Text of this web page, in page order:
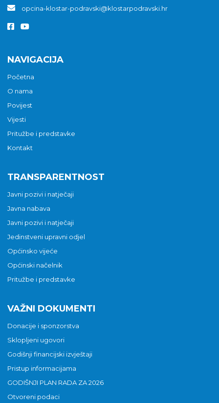
opcina-klostar-podravski@klostarpodravski.hr
NAVIGACIJA
Početna
O nama
Povijest
Vijesti
Pritužbe i predstavke
Kontakt
TRANSPARENTNOST
Javni pozivi i natječaji
Javna nabava
Javni pozivi i natječaji
Jedinstveni upravni odjel
Općinsko vijeće
Općinski načelnik
Pritužbe i predstavke
VAŽNI DOKUMENTI
Donacije i sponzorstva
Sklopljeni ugovori
Godišnji financijski izvještaji
Pristup informacijama
GODIŠNJI PLAN RADA ZA 2026
Otvoreni podaci